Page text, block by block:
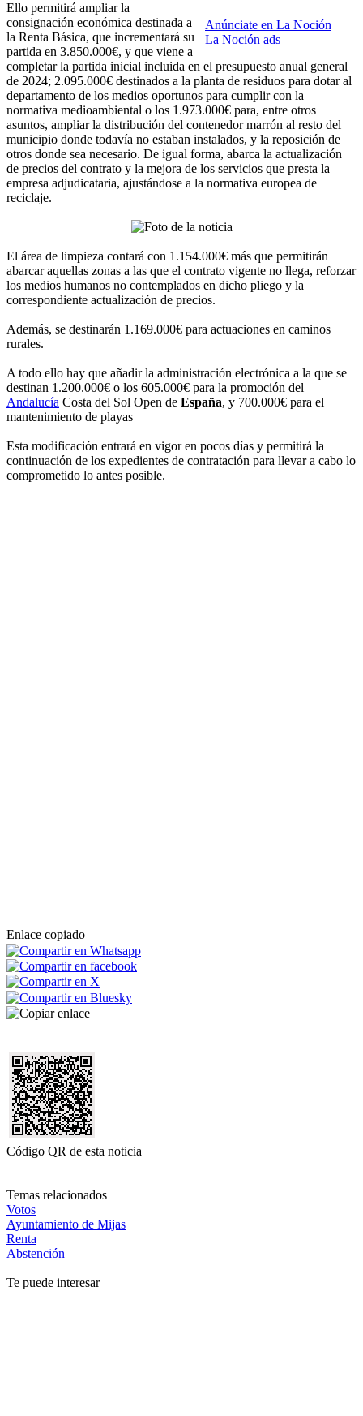
Anúnciate en La Noción
La Noción ads
Ello permitirá ampliar la
consignación económica destinada a
la Renta Básica, que incrementará su
partida en 3.850.000€, y que viene a
completar la partida inicial incluida en el presupuesto anual general
de 2024; 2.095.000€ destinados a la planta de residuos para dotar al
departamento de los medios oportunos para cumplir con la
normativa medioambiental o los 1.973.000€ para, entre otros
asuntos, ampliar la distribución del contenedor marrón al resto del
municipio donde todavía no estaban instalados, y la reposición de
otros donde sea necesario. De igual forma, abarca la actualización
de precios del contrato y la mejora de los servicios que presta la
empresa adjudicataria, ajustándose a la normativa europea de
reciclaje.
El área de limpieza contará con 1.154.000€ más que permitirán
abarcar aquellas zonas a las que el contrato vigente no llega, reforzar
los medios humanos no contemplados en dicho pliego y la
correspondiente actualización de precios.
Además, se destinarán 1.169.000€ para actuaciones en caminos
rurales.
A todo ello hay que añadir la administración electrónica a la que se
destinan 1.200.000€ o los 605.000€ para la promoción del
Andalucía Costa del Sol Open de España, y 700.000€ para el
mantenimiento de playas
Esta modificación entrará en vigor en pocos días y permitirá la
continuación de los expedientes de contratación para llevar a cabo lo
comprometido lo antes posible.
Enlace copiado
Código QR de esta noticia
Temas relacionados
Votos
Ayuntamiento de Mijas
Renta
Abstención
Te puede interesar